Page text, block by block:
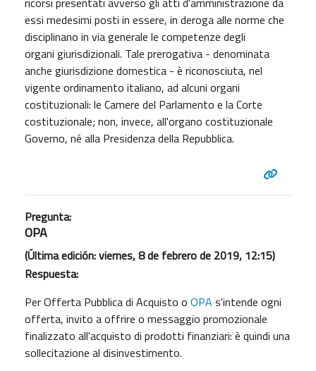
essi medesimi posti in essere, in deroga alle norme che
disciplinano in via generale le competenze degli
organi giurisdizionali. Tale prerogativa - denominata
anche giurisdizione domestica - è riconosciuta, nel
vigente ordinamento italiano, ad alcuni organi
costituzionali: le Camere del Parlamento e la Corte
costituzionale; non, invece, all'organo costituzionale
Governo, né alla Presidenza della Repubblica.
Pregunta:
OPA
(Última edición: viernes, 8 de febrero de 2019, 12:15)
Respuesta:
Per Offerta Pubblica di Acquisto o OPA s'intende ogni
offerta, invito a offrire o messaggio promozionale
finalizzato all'acquisto di prodotti finanziari: è quindi una
sollecitazione al disinvestimento.